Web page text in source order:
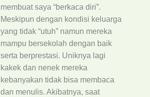
membuat saya “berkaca diri”.
Meskipun dengan kondisi keluarga
yang tidak “utuh” namun mereka
mampu bersekolah dengan baik
serta berprestasi. Uniknya lagi
kakek dan nenek mereka
kebanyakan tidak bisa membaca
dan menulis. Akibatnya, saat